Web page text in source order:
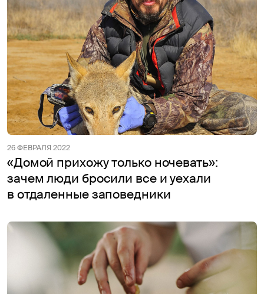
26 ФЕВРАЛЯ 2022
«Домой прихожу только ночевать»:
зачем люди бросили все и уехали
в отдаленные заповедники